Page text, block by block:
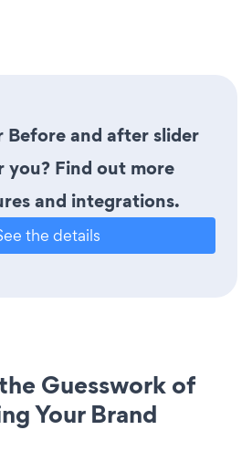
Before and after slider
you? Find out more
and integrations.
the details
Guesswork of
Your Brand